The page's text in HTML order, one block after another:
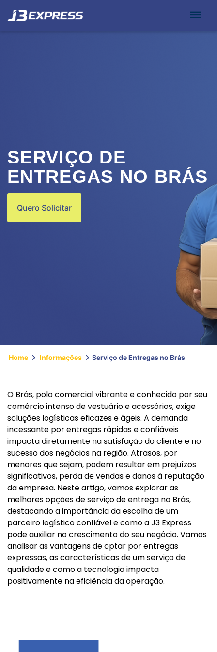
SERVIÇO DE
ENTREGAS NO BRÁS
Quero Solicitar
Home Informações Serviço de Entregas no Brás
O Brás, polo comercial vibrante e conhecido por seu
comércio intenso de vestuário e acessórios, exige
soluções logísticas eficazes e ágeis. A demanda
incessante por entregas rápidas e confiáveis
impacta diretamente na satisfação do cliente e no
sucesso dos negócios na região. Atrasos, por
menores que sejam, podem resultar em prejuízos
significativos, perda de vendas e danos à reputação
da empresa. Neste artigo, vamos explorar as
melhores opções de serviço de entrega no Brás,
destacando a importância da escolha de um
parceiro logístico confiável e como a J3 Express
pode auxiliar no crescimento do seu negócio. Vamos
analisar as vantagens de optar por entregas
expressas, as características de um serviço de
qualidade e como a tecnologia impacta
positivamente na eficiência da operação.